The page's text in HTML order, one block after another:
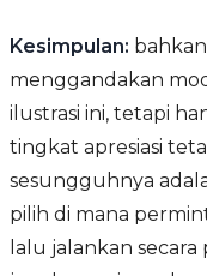
Kesimpulan:
menggandakan
ilustrasi ini, tetapi
tingkat apresiasi
sesungguhnya
pilih di mana
lalu jalankan